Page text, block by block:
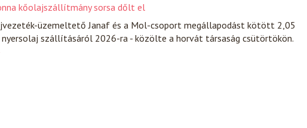
kőolajszállítmány sorsa dőlt el
üzemeltető Janaf és a Mol-csoport megállapodást kötött 2,05
szállításáról 2026-ra - közölte a horvát társaság csütörtökön.